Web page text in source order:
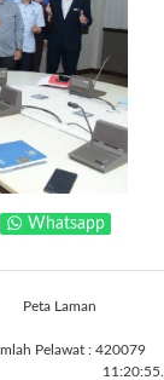
Whatsapp
Peta Laman
Pelawat : 420079
11:20:55.